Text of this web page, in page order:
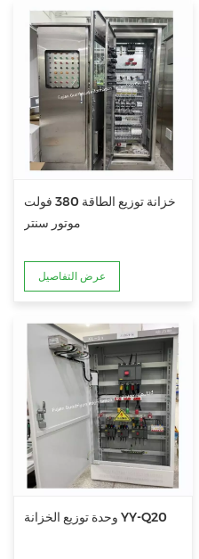
خزانة توزيع الطاقة 380 فولت
موتور سنتر
عرض التفاصيل
وحدة توزيع الخزانة YY-Q20